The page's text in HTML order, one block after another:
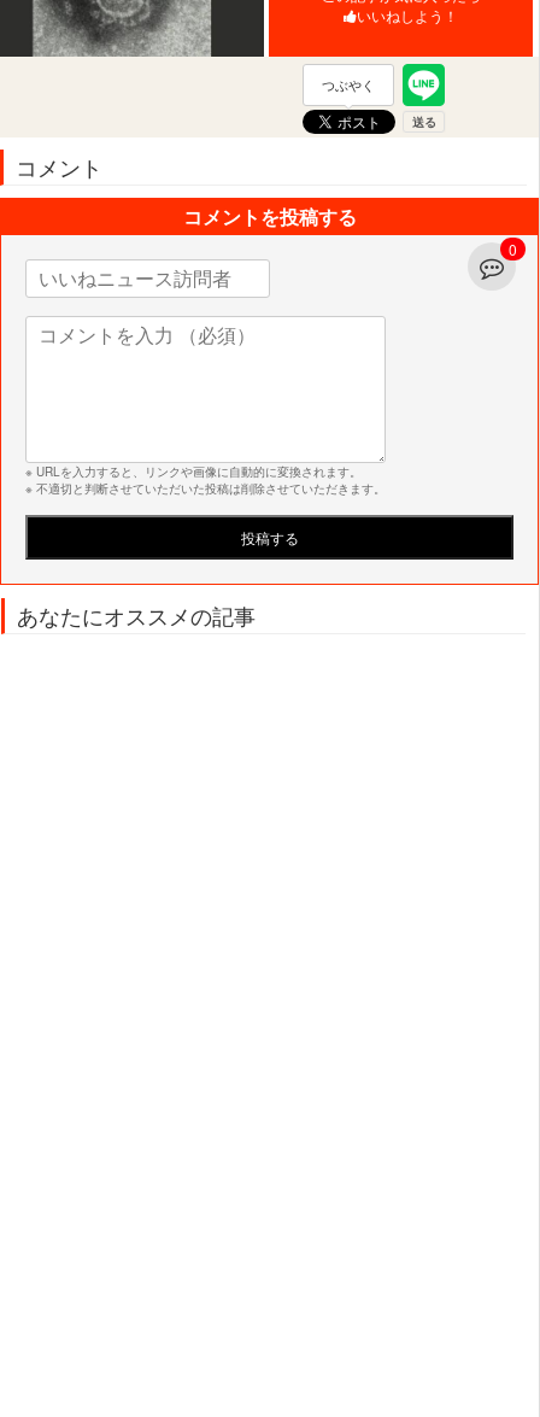
いいねしよう！
つぶやく
コメント
0
コメントを投稿する
※ URLを入力すると、リンクや画像に自動的に変換されます。
※ 不適切と判断させていただいた投稿は削除させていただきます。
あなたにオススメの記事